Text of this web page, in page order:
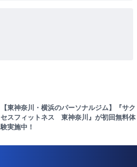
【東神奈川・横浜のパーソナルジム】『サク
セスフィットネス 東神奈川』が初回無料体
験実施中！